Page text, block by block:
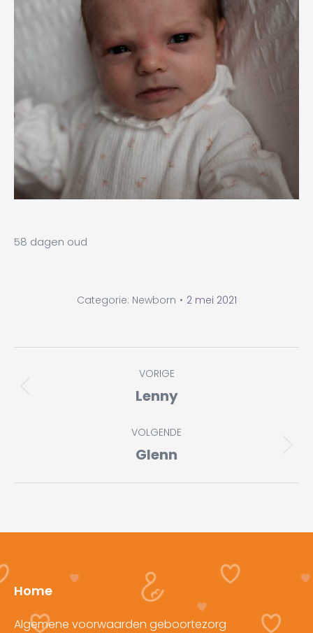
58 dagen oud
Categorie: Newborn 2 mei 2021
VORIGE
Vorig
Lenny
VOLGENDE
Volgend
Glenn
Home
Algemene voorwaarden geboortezorg